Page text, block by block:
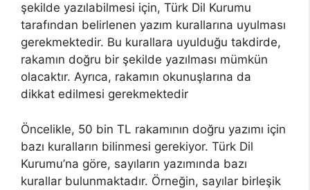
şekilde yazılabilmesi için, Türk Dil Kurumu
tarafından belirlenen yazım kurallarına uyulması
gerekmektedir. Bu kurallara uyulduğu takdirde,
rakamın doğru bir şekilde yazılması mümkün
olacaktır. Ayrıca, rakamın okunuşlarına da
dikkat edilmesi gerekmektedir
Öncelikle, 50 bin TL rakamının doğru yazımı için
bazı kuralların bilinmesi gerekiyor. Türk Dil
Kurumu’na göre, sayıların yazımında bazı
kurallar bulunmaktadır. Örneğin, sayılar birleşik